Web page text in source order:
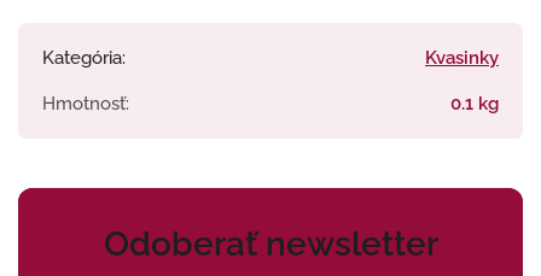
Kategória: Kvasinky
Hmotnosť: 0.1 kg
Odoberať newsletter